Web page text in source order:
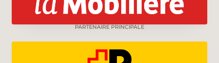
PARTENAIRE PRINCIPALE